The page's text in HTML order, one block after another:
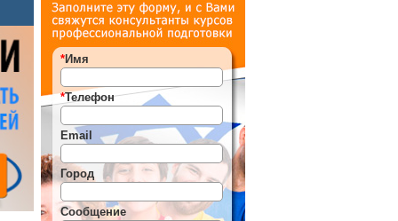
*Имя
*Телефон
Email
Город
Сообщение